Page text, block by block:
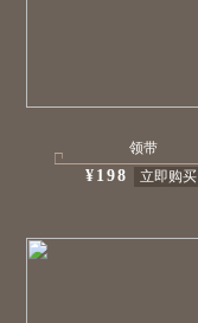
领带
¥198 立即购买